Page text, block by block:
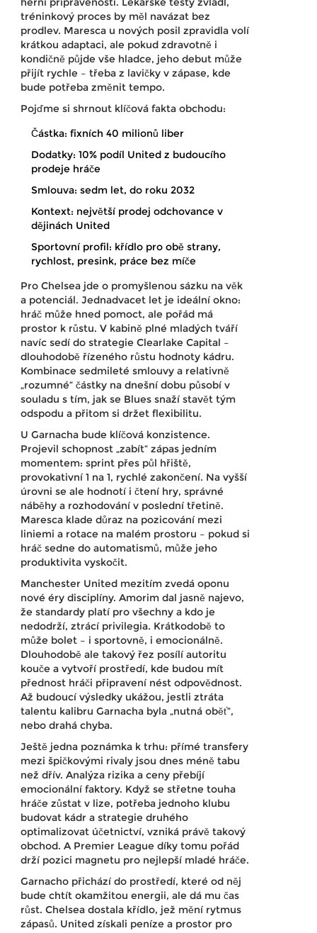
tréninkový proces by měl navázat bez
prodlev. Maresca u nových posil zpravidla volí
krátkou adaptaci, ale pokud zdravotně i
kondičně půjde vše hladce, jeho debut může
přijít rychle – třeba z lavičky v zápase, kde
bude potřeba změnit tempo.
Pojďme si shrnout klíčová fakta obchodu:
Částka: fixních 40 milionů liber
Dodatky: 10% podíl United z budoucího
prodeje hráče
Smlouva: sedm let, do roku 2032
Kontext: největší prodej odchovance v
dějinách United
Sportovní profil: křídlo pro obě strany,
rychlost, presink, práce bez míče
Pro Chelsea jde o promyšlenou sázku na věk
a potenciál. Jednadvacet let je ideální okno:
hráč může hned pomoct, ale pořád má
prostor k růstu. V kabině plné mladých tváří
navíc sedí do strategie Clearlake Capital –
dlouhodobě řízeného růstu hodnoty kádru.
Kombinace sedmileté smlouvy a relativně
„rozumné“ částky na dnešní dobu působí v
souladu s tím, jak se Blues snaží stavět tým
odspodu a přitom si držet flexibilitu.
U Garnacha bude klíčová konzistence.
Projevil schopnost „zabít“ zápas jedním
momentem: sprint přes půl hřiště,
provokativní 1 na 1, rychlé zakončení. Na vyšší
úrovni se ale hodnotí i čtení hry, správné
náběhy a rozhodování v poslední třetině.
Maresca klade důraz na pozicování mezi
liniemi a rotace na malém prostoru – pokud si
hráč sedne do automatismů, může jeho
produktivita vyskočit.
Manchester United mezitím zvedá oponu
nové éry disciplíny. Amorim dal jasně najevo,
že standardy platí pro všechny a kdo je
nedodrží, ztrácí privilegia. Krátkodobě to
může bolet – i sportovně, i emocionálně.
Dlouhodobě ale takový řez posílí autoritu
kouče a vytvoří prostředí, kde budou mít
přednost hráči připravení nést odpovědnost.
Až budoucí výsledky ukážou, jestli ztráta
talentu kalibru Garnacha byla „nutná oběť“,
nebo drahá chyba.
Ještě jedna poznámka k trhu: přímé transfery
mezi špičkovými rivaly jsou dnes méně tabu
než dřív. Analýza rizika a ceny přebíjí
emocionální faktory. Když se střetne touha
hráče zůstat v lize, potřeba jednoho klubu
budovat kádr a strategie druhého
optimalizovat účetnictví, vzniká právě takový
obchod. A Premier League díky tomu pořád
drží pozici magnetu pro nejlepší mladé hráče.
Garnacho přichází do prostředí, které od něj
bude chtít okamžitou energii, ale dá mu čas
růst. Chelsea dostala křídlo, jež mění rytmus
zápasů. United získali peníze a prostor pro